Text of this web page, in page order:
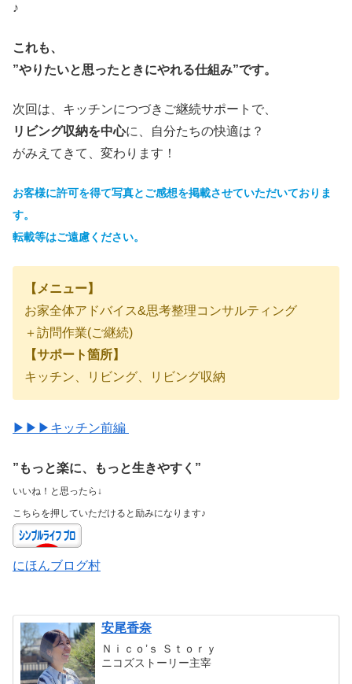
♪
これも、
”やりたいと思ったときにやれる仕組み”です。
次回は、キッチンにつづきご継続サポートで、
リビング収納を中心に、自分たちの快適は？
がみえてきて、変わります！
お客様に許可を得て写真とご感想を掲載させていただいておりま
す。
転載等はご遠慮ください。
【メニュー】
お家全体アドバイス&思考整理コンサルティング
＋訪問作業(ご継続)
【サポート箇所】
キッチン、リビング、リビング収納
▶▶▶キッチン前編
”もっと楽に、もっと生きやすく”
いいね！と思ったら↓
こちらを押していただけると励みになります♪
にほんブログ村
安尾香奈
Ｎｉｃｏ’ｓ Ｓｔｏｒｙ
ニコズストーリー主宰